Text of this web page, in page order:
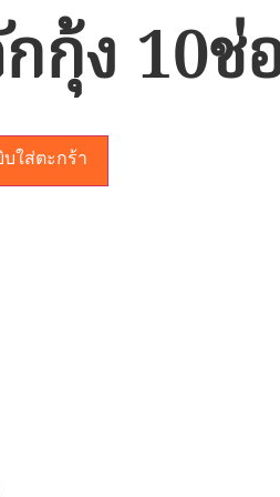
กุ้ง 10ช่
ใส่ตะกร้า